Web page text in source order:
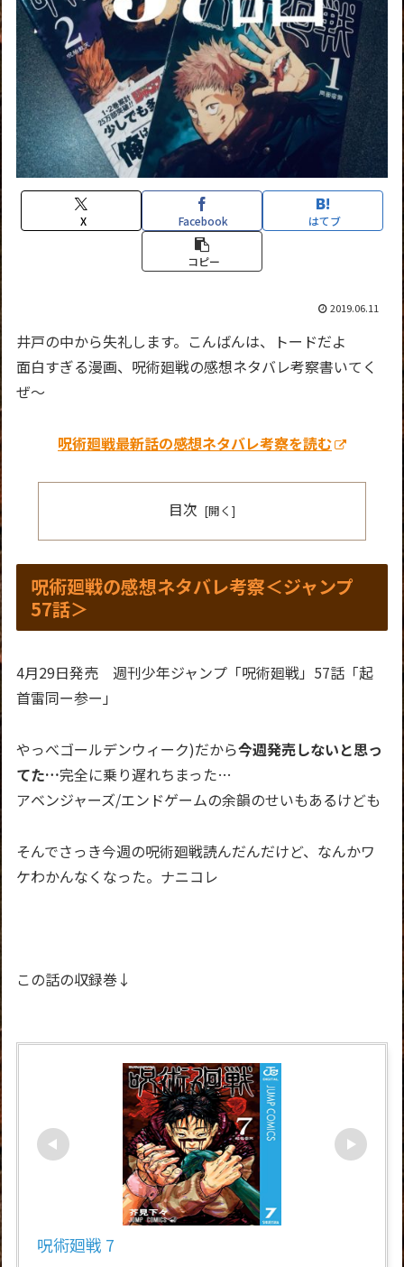
X Facebook はてブ
コピー
2019.06.11
井戸の中から失礼します。こんばんは、トードだよ
面白すぎる漫画、呪術廻戦の感想ネタバレ考察書いてく
ぜ～
呪術廻戦最新話の感想ネタバレ考察を読む
目次
呪術廻戦の感想ネタバレ考察＜ジャンプ
57話＞
4月29日発売 週刊少年ジャンプ「呪術廻戦」57話「起
首雷同ー参ー」
やっべゴールデンウィーク)だから今週発売しないと思っ
てた…完全に乗り遅れちまった…
アベンジャーズ/エンドゲームの余韻のせいもあるけども
そんでさっき今週の呪術廻戦読んだんだけど、なんかワ
ケわかんなくなった。ナニコレ
この話の収録巻↓
呪術廻戦 7